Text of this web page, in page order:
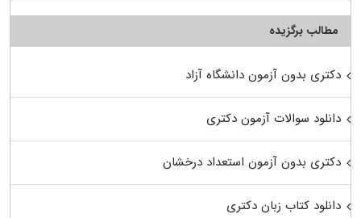
مطالب برگزیده
دکتری بدون آزمون دانشگاه آزاد
دانلود سوالات آزمون دکتری
دکتری بدون آزمون استعداد درخشان
دانلود کتاب زبان دکتری